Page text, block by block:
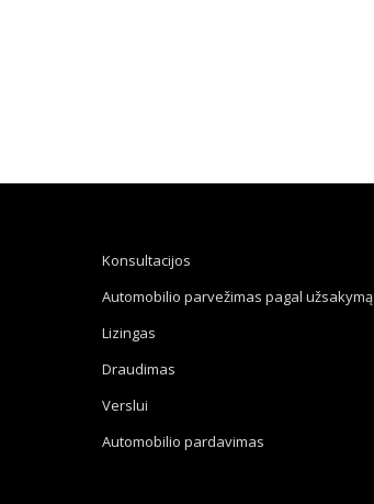
Konsultacijos
Automobilio parvežimas pagal užsakymą
Lizingas
Draudimas
Verslui
Automobilio pardavimas